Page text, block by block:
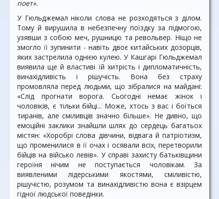
поет».
У Гюльджемал ніколи слова не розходяться з ділом.
Тому й вирушила в небезпечну поїздку за підмогою,
узявши з собою меч, рушницю та револьвер. Ніщо не
змогло її зупинити - навіть двоє китайських дозорців,
яких застрелила однією кулею. У Кашгарі Гюльджемал
виявила ще й властиві їй хитрість і дипломатичність,
винахідливість і рішучість. Вона без страху
промовляла перед людьми, що зібралися на майдані:
«Слід прогнати ворога. Сьогодні немає жінок і
чоловіків, є тільки бійці... Може, хтось з вас і боїться
тиранів, але сміливців значно більше». Не дивно, що
емоційні заклики знайшли шлях до сердець багатьох
містян: «Хоробрі слова дівчини, відвага й патріотизм,
що променилися в її очах і осявали всіх, перетворили
бійців на військо левів». У справі захисту батьківщини
героїня нічим не поступається чоловікам. За
виявленими лідерськими якостями, сміливістю,
рішучістю, розумом та винахідливістю вона є взірцем
гідної людської поведінки.